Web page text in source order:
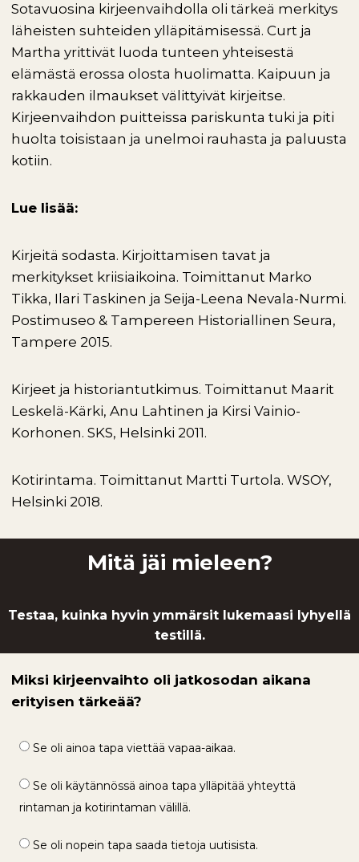
Sotavuosina kirjeenvaihdolla oli tärkeä merkitys
läheisten suhteiden ylläpitämisessä. Curt ja
Martha yrittivät luoda tunteen yhteisestä
elämästä erossa olosta huolimatta. Kaipuun ja
rakkauden ilmaukset välittyivät kirjeitse.
Kirjeenvaihdon puitteissa pariskunta tuki ja piti
huolta toisistaan ja unelmoi rauhasta ja paluusta
kotiin.
Lue lisää:
Kirjeitä sodasta. Kirjoittamisen tavat ja
merkitykset kriisiaikoina. Toimittanut Marko
Tikka, Ilari Taskinen ja Seija-Leena Nevala-Nurmi.
Postimuseo & Tampereen Historiallinen Seura,
Tampere 2015.
Kirjeet ja historiantutkimus. Toimittanut Maarit
Leskelä-Kärki, Anu Lahtinen ja Kirsi Vainio-
Korhonen. SKS, Helsinki 2011.
Kotirintama. Toimittanut Martti Turtola. WSOY,
Helsinki 2018.
Mitä jäi mieleen?
Testaa, kuinka hyvin ymmärsit lukemaasi lyhyellä
testillä.
Miksi kirjeenvaihto oli jatkosodan aikana
erityisen tärkeää?
Se oli ainoa tapa viettää vapaa-aikaa.
Se oli käytännössä ainoa tapa ylläpitää yhteyttä
rintaman ja kotirintaman välillä.
Se oli nopein tapa saada tietoja uutisista.